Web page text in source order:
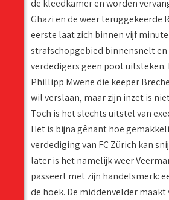
de kleedkamer en worden
Ghazi en de weer teruggekeerde
eerste laat zich binnen vijf
strafschopgebied binnensnelt en
verdedigers geen poot uitsteken.
Phillipp Mwene die keeper
wil verslaan, maar zijn inzet is
Toch is het slechts uitstel van
Het is bijna gênant hoe
verdediging van FC Zürich kan
later is het namelijk weer
passeert met zijn handelsmerk:
de hoek. De middenvelder